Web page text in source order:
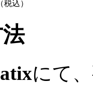
込）
にて